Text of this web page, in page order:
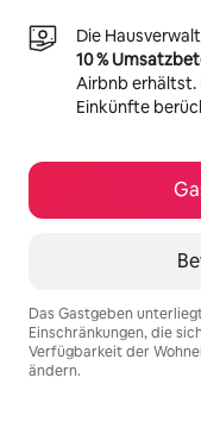
Die
10 %
Airbnb erhältst.
Einkünfte
Das Gastgeben
Einschränkungen, die
Verfügbarkeit der
ändern.